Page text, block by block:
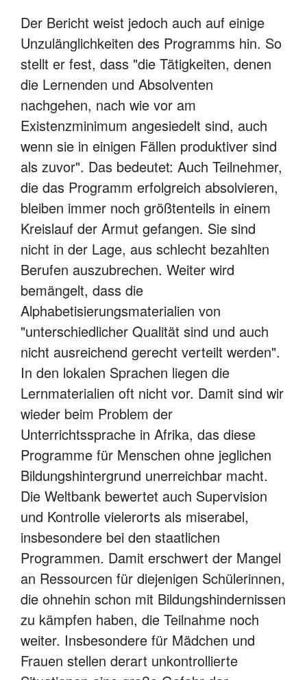
Der Bericht weist jedoch auch auf einige
Unzulänglichkeiten des Programms hin. So
stellt er fest, dass "die Tätigkeiten, denen
die Lernenden und Absolventen
nachgehen, nach wie vor am
Existenzminimum angesiedelt sind, auch
wenn sie in einigen Fällen produktiver sind
als zuvor". Das bedeutet: Auch Teilnehmer,
die das Programm erfolgreich absolvieren,
bleiben immer noch größtenteils in einem
Kreislauf der Armut gefangen. Sie sind
nicht in der Lage, aus schlecht bezahlten
Berufen auszubrechen. Weiter wird
bemängelt, dass die
Alphabetisierungsmaterialien von
"unterschiedlicher Qualität sind und auch
nicht ausreichend gerecht verteilt werden".
In den lokalen Sprachen liegen die
Lernmaterialien oft nicht vor. Damit sind wir
wieder beim Problem der
Unterrichtssprache in Afrika, das diese
Programme für Menschen ohne jeglichen
Bildungshintergrund unerreichbar macht.
Die Weltbank bewertet auch Supervision
und Kontrolle vielerorts als miserabel,
insbesondere bei den staatlichen
Programmen. Damit erschwert der Mangel
an Ressourcen für diejenigen Schülerinnen,
die ohnehin schon mit Bildungshindernissen
zu kämpfen haben, die Teilnahme noch
weiter. Insbesondere für Mädchen und
Frauen stellen derart unkontrollierte